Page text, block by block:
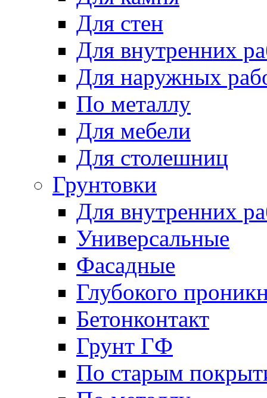
Для стен
Для внутренних
Для наружных
По металлу
Для мебели
Для столешниц
Грунтовки
Для внутренних
Универсальные
Фасадные
Глубокого
Бетонконтакт
Грунт ГФ
По старым